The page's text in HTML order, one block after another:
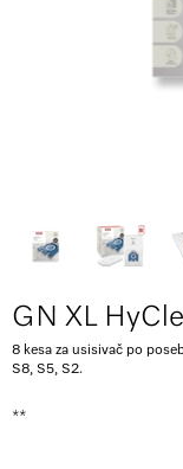
GN XL
8 kesa za usisivač po
S8, S5, S2.
**